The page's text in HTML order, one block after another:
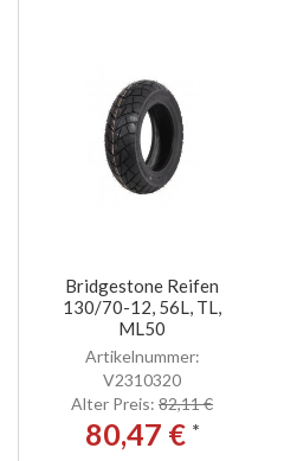
Bridgestone Reifen
130/70-12, 56L, TL,
ML50
Artikelnummer:
V2310320
Alter Preis: 82,11 €
80,47 € *